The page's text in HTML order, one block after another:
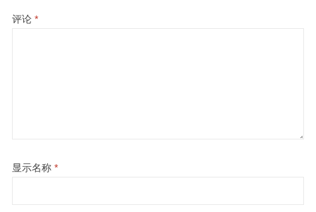
评论 *
显示名称 *